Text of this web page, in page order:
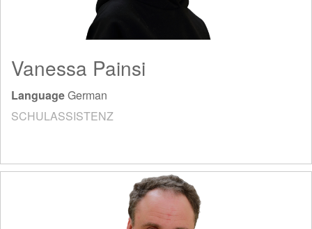
Vanessa Painsi
LanguageGerman
SCHULASSISTENZ